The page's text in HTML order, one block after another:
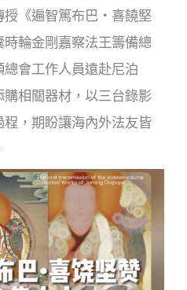
《遍智篤布巴・喜饒堅
輪金剛嘉察法王籌備總
會工作人員遠赴尼泊
相關器材，以三台錄影
，期盼讓海內外法友皆